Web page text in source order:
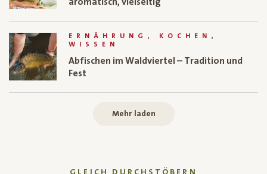
ERNÄHRUNG, KOCHEN,
WISSEN
Abfischen im Waldviertel – Tradition und
Fest
Mehr laden
GLEICH DURCHSTÖBERN